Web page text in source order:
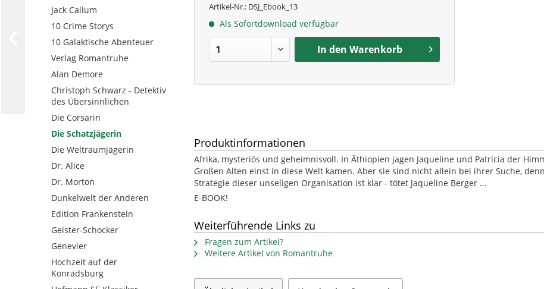
Jack Callum
10 Crime Storys
10 Galaktische Abenteuer
Verlag Romantruhe
Alan Demore
Christoph Schwarz - Detektiv
des Übersinnlichen
Die Corsarin
Die Schatzjägerin
Die Weltraumjägerin
Dr. Alice
Dr. Morton
Dunkelwelt der Anderen
Edition Frankenstein
Geister-Schocker
Genevier
Hochzeit auf der
Konradsburg
Artikel-Nr.: DSJ_Ebook_13
Als Sofortdownload verfügbar
In den Warenkorb
Produktinformationen
Afrika, mysteriös und geheimnisvoll. In Äthiopien jagen Jaqueline und Patricia der
Großen Alten einst in diese Welt kamen. Aber sie sind nicht allein bei ihrer Suche,
Strategie dieser unseligen Organisation ist klar - tötet Jaqueline Berger ...
E-BOOK!
Weiterführende Links zu
Fragen zum Artikel?
Weitere Artikel von Romantruhe